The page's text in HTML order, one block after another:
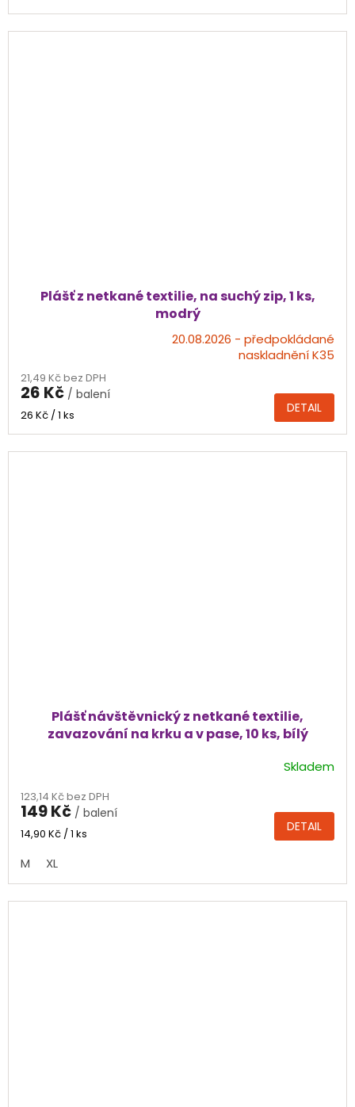
hvězdiček.
Plášť z netkané textilie, na suchý zip, 1 ks,
modrý
produktu
je
4,0
20.08.2026 - předpokládané
naskladnění K35
21,49 Kč bez DPH
26 Kč / balení
Měrná
26 Kč / 1 ks DETAIL
Plášť návštěvnický z netkané textilie,
zavazování na krku a v pase, 10 ks, bílý
produktu
je
4,5
5
hvězdiček.
Skladem
123,14 Kč bez DPH
149 Kč / balení
Měrná
14,90 Kč / 1 ks DETAIL
M XL